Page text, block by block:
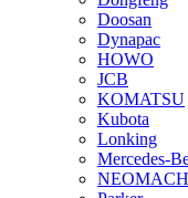
Doosan
Dynapac
HOWO
JCB
KOMATSU
Kubota
Lonking
Mercedes-